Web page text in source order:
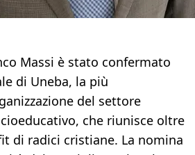
Massi è stato confermato
di Uneba, la più
del settore
che riunisce oltre
di radici cristiane. La nomina